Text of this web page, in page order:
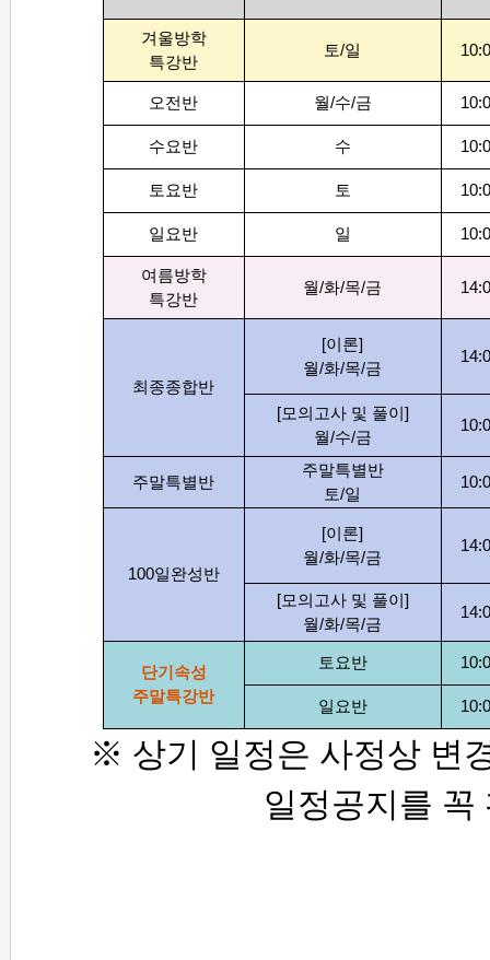
겨울방학
특강반
토/일
오전반 월/수/금
수요반 수
토요반 토
일요반 일
여름방학
특강반
월/화/목/금
최종종합반
[이론]
월/화/목/금
[모의고사 및 풀이 ]
월/수/금
주말특별반
주말특별반
토/일
100일완성반
[이론]
월/화/목/금
[모의고사 및 풀이 ]
월/화/목/금
단기속성
주말특강반
토요반
일요반
※ 상기 일정은 사정상 변
일정공지를 꼭